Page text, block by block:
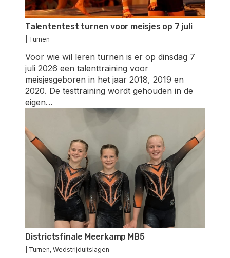
Talententest turnen voor meisjes op 7 juli
Turnen
Voor wie wil leren turnen is er op dinsdag 7
juli 2026 een talenttraining voor
meisjesgeboren in het jaar 2018, 2019 en
2020. De testtraining wordt gehouden in de
eigen…
Districtsfinale Meerkamp MB5
Turnen, Wedstrijduitslagen